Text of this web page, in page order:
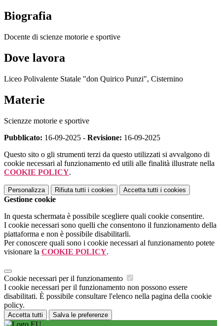
Biografia
Docente di scienze motorie e sportive
Dove lavora
Liceo Polivalente Statale "don Quirico Punzi", Cisternino
Materie
Scienzze motorie e sportive
Pubblicato: 16-09-2025 - Revisione: 16-09-2025
Questo sito o gli strumenti terzi da questo utilizzati si avvalgono di
cookie necessari al funzionamento ed utili alle finalità illustrate nella
COOKIE POLICY.
Personalizza Rifiuta tutti i cookies Accetta tutti i cookies
Gestione cookie
In questa schermata è possibile scegliere quali cookie consentire.
I cookie necessari sono quelli che consentono il funzionamento della
piattaforma e non è possibile disabilitarli.
Per conoscere quali sono i cookie necessari al funzionamento potete
visionare la COOKIE POLICY.
Cookie necessari per il funzionamento
I cookie necessari per il funzionamento non possono essere
disabilitati. È possibile consultare l'elenco nella pagina della cookie
policy.
Accetta tutti Salva le preferenze